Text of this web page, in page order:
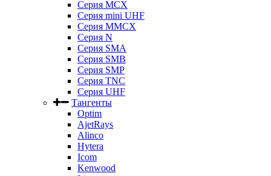
Серия MCX
Серия mini UHF
Серия MMCX
Серия N
Серия SMA
Серия SMB
Серия SMP
Серия TNC
Серия UHF
Тангенты
Optim
AjetRays
Alinco
Hytera
Icom
Kenwood